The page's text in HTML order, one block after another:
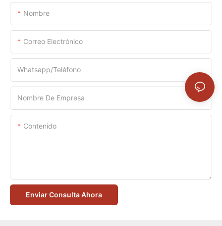
Nombre
Correo Electrónico
Whatsapp/Teléfono
Nombre De Empresa
Contenido
Enviar Consulta Ahora